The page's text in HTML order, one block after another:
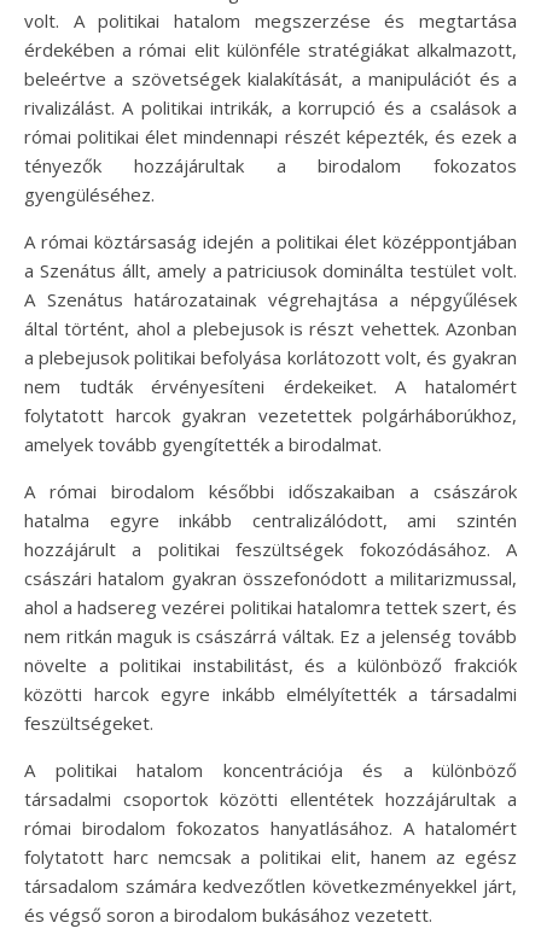
volt. A politikai hatalom megszerzése és megtartása
érdekében a római elit különféle stratégiákat alkalmazott,
beleértve a szövetségek kialakítását, a manipulációt és a
rivalizálást. A politikai intrikák, a korrupció és a csalások a
római politikai élet mindennapi részét képezték, és ezek a
tényezők hozzájárultak a birodalom fokozatos
gyengüléséhez.
A római köztársaság idején a politikai élet középpontjában
a Szenátus állt, amely a patriciusok dominálta testület volt.
A Szenátus határozatainak végrehajtása a népgyűlések
által történt, ahol a plebejusok is részt vehettek. Azonban
a plebejusok politikai befolyása korlátozott volt, és gyakran
nem tudták érvényesíteni érdekeiket. A hatalomért
folytatott harcok gyakran vezetettek polgárháborúkhoz,
amelyek tovább gyengítették a birodalmat.
A római birodalom későbbi időszakaiban a császárok
hatalma egyre inkább centralizálódott, ami szintén
hozzájárult a politikai feszültségek fokozódásához. A
császári hatalom gyakran összefonódott a militarizmussal,
ahol a hadsereg vezérei politikai hatalomra tettek szert, és
nem ritkán maguk is császárrá váltak. Ez a jelenség tovább
növelte a politikai instabilitást, és a különböző frakciók
közötti harcok egyre inkább elmélyítették a társadalmi
feszültségeket.
A politikai hatalom koncentrációja és a különböző
társadalmi csoportok közötti ellentétek hozzájárultak a
római birodalom fokozatos hanyatlásához. A hatalomért
folytatott harc nemcsak a politikai elit, hanem az egész
társadalom számára kedvezőtlen következményekkel járt,
és végső soron a birodalom bukásához vezetett.